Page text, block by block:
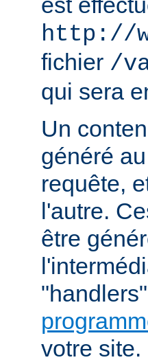
http://
fichier /
qui sera
Un
généré
requête,
l'autre.
être
votre site.